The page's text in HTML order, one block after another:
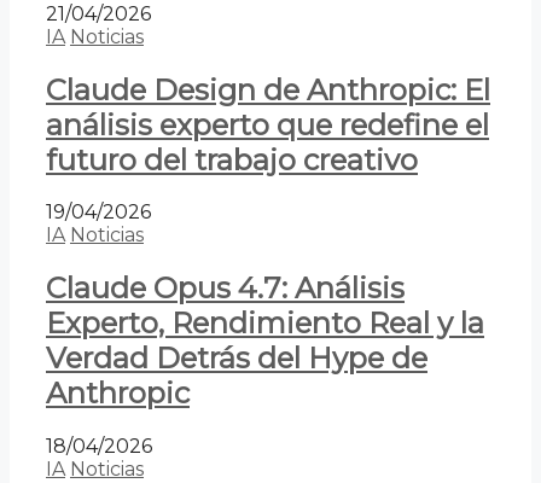
21/04/2026
IA Noticias
Claude Design de Anthropic: El
análisis experto que redefine el
futuro del trabajo creativo
19/04/2026
IA Noticias
Claude Opus 4.7: Análisis
Experto, Rendimiento Real y la
Verdad Detrás del Hype de
Anthropic
18/04/2026
IA Noticias